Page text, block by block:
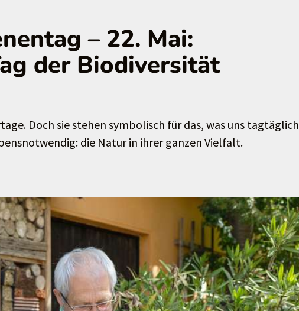
– 22. Mai:
der Biodiversität
Doch sie stehen symbolisch für das, was uns tagtäglich
die Natur in ihrer ganzen Vielfalt.